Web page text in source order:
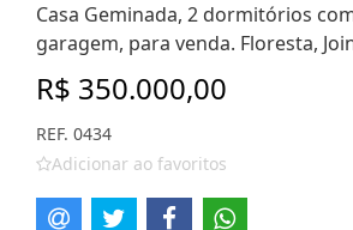
Casa Geminada, 2 dormitórios
garagem, para venda. Floresta,
R$ 350.000,00
REF. 0434
Adicionar ao favoritos